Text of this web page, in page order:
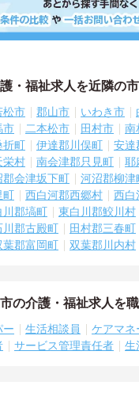
・福祉求人を近隣の
松市 郡山市 いわき市
市 二本松市 田村市 南
折町 伊達郡川俣町 安達
栄村 南会津郡只見町 耶
郡会津坂下町 河沼郡柳津
町
西白河郡西郷村 西白
川郡塙町 東白川郡鮫川村
川郡古殿町 田村郡三春町
葉郡富岡町 双葉郡川内村
の介護・福祉求人を
ー 生活相談員 ケアマネ
サービス管理責任者 生